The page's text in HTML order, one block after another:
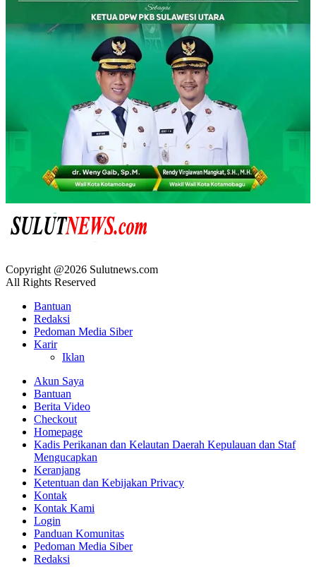
Copyright @2026 Sulutnews.com
All Rights Reserved
Bantuan
Redaksi
Pedoman Media Siber
Karir
Iklan
Akun Saya
Bantuan
Berita Video
Checkout
Homepage
Kadis Perikanan dan Kelautan Daerah Kepulauan dan Staf
Mengucapkan
Keranjang
Ketentuan dan Kebijakan Privacy
Kontak
Kontak Kami
Login
Panduan Komunitas
Pedoman Media Siber
Redaksi